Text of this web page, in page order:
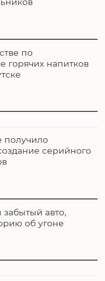
по
горячих напитков
получило
серийного
забытый авто,
об угоне